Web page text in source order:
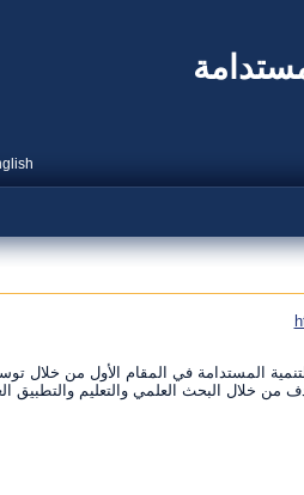
المستدامة في المقام الأول من خلال
من خلال البحث العلمي والتعليم